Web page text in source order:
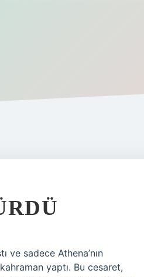
ve sadece Athena’nın
yaptı. Bu cesaret,